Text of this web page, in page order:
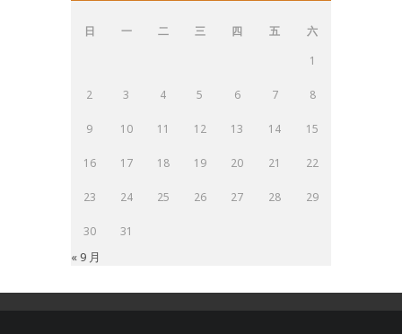
日 一 二 三 四 五
六
1
2 3 4 5 6 7 8
9 10 11 12 13 14 15
16 17 18 19 20 21 22
23 24 25 26 27 28 29
30 31
« 9 月